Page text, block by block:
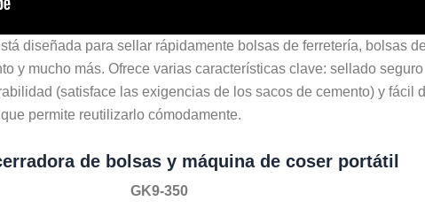
diseñada para sellar rápidamente bolsas de ferretería, bolsas
y mucho más. Ofrece varias características clave: sellado
(satisface las exigencias de los sacos de cemento) y fácil
permite reutilizarlo cómodamente.
de bolsas y máquina de coser portátil
GK9-350